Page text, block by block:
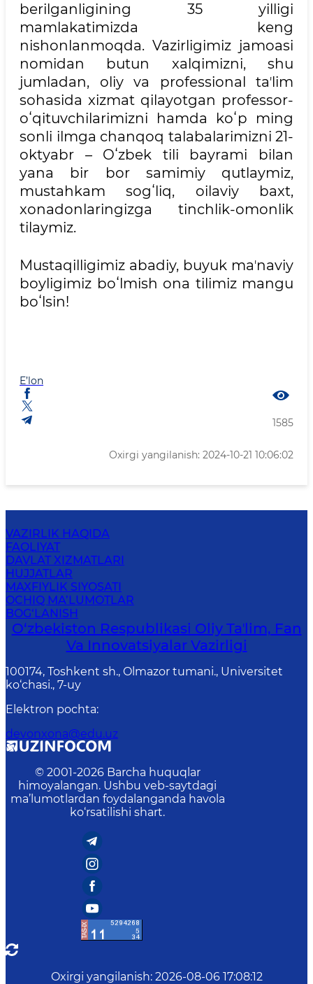
berilganligining 35 yilligi
mamlakatimizda keng
nishonlanmoqda. Vazirligimiz jamoasi
nomidan butun xalqimizni, shu
jumladan, oliy va professional taʼlim
sohasida xizmat qilayotgan professor-
oʻqituvchilarimizni hamda koʻp ming
sonli ilmga chanqoq talabalarimizni 21-
oktyabr – Oʻzbek tili bayrami bilan
yana bir bor samimiy qutlaymiz,
mustahkam sogʻliq, oilaviy baxt,
xonadonlaringizga tinchlik-omonlik
tilaymiz.
Mustaqilligimiz abadiy, buyuk maʼnaviy
boyligimiz boʻlmish ona tilimiz mangu
boʻlsin!
E’lon
1585
Oxirgi yangilanish: 2024-10-21 10:06:02
VAZIRLIK HAQIDA
FAOLIYAT
DAVLAT XIZMATLARI
HUJJATLAR
MAXFIYLIK SIYOSATI
OCHIQ MA’LUMOTLAR
BOG‘LANISH
O‘zbekiston Respublikasi Oliy Taʼlim, Fan
Va Innovatsiyalar Vazirligi
100174, Toshkent sh., Olmazor tumani., Universitet
ko‘chasi., 7-uy
Elektron pochta:
devonxona@edu.uz
© 2001-2026 Barcha huquqlar
himoyalangan. Ushbu veb-saytdagi
ma’lumotlardan foydalanganda havola
ko‘rsatilishi shart.
Oxirgi yangilanish: 2026-08-06 17:08:12